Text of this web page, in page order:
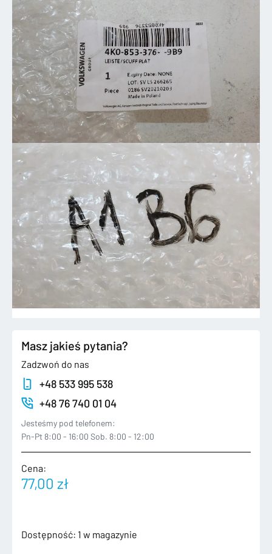
Masz jakieś pytania?
Zadzwoń do nas
+48 533 995 538
+48 76 740 01 04
Jesteśmy pod telefonem:
Pn-Pt 8:00 - 16:00 Sob. 8:00 - 12:00
Cena:
77,00 zł
Dostępność: 1 w magazynie
ilość